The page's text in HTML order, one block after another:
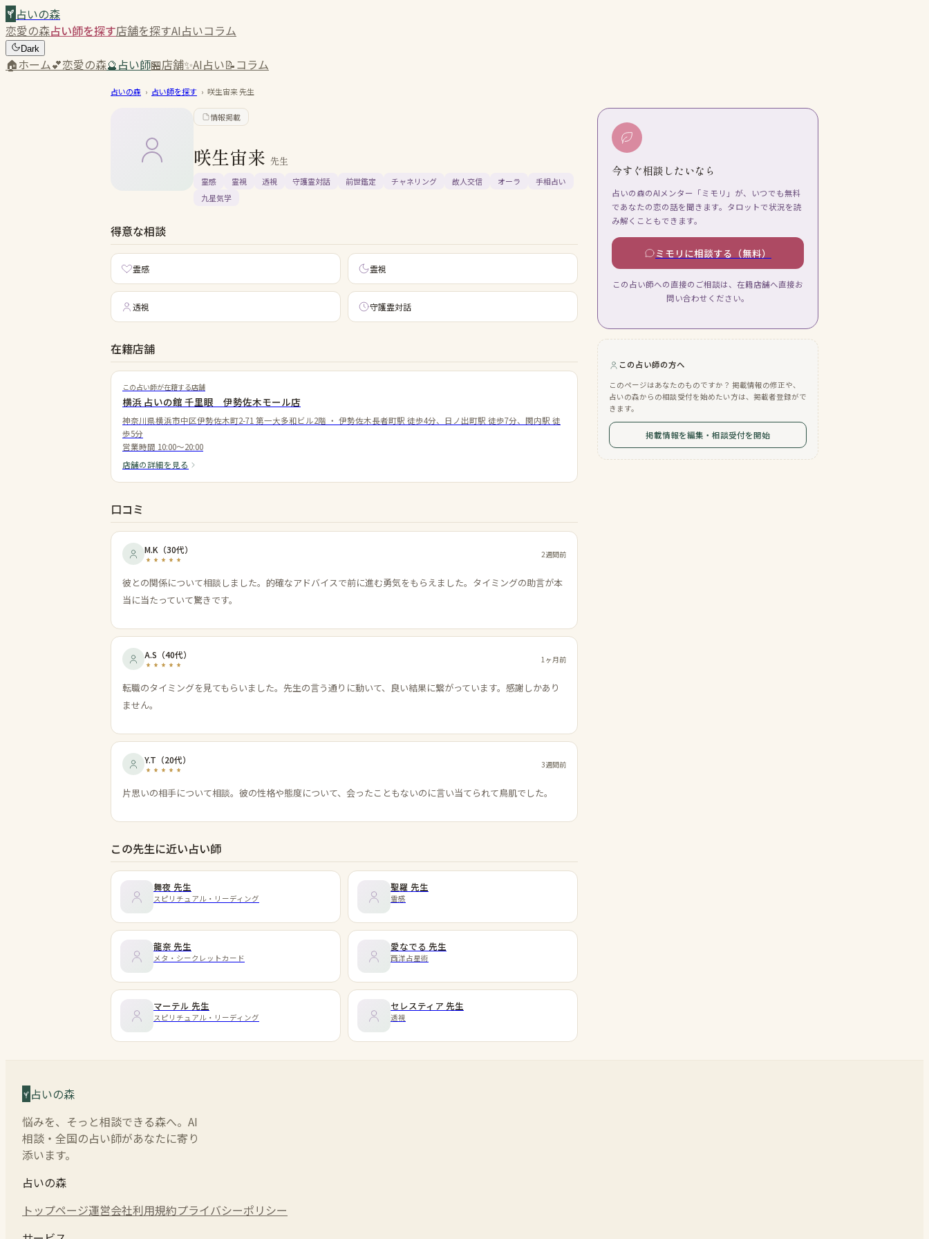
占いの森
恋愛の森占い師を探す店舗を探すAI占いコラム
Dark
🏠ホーム💕恋愛の森🔮占い師🏪店舗✨AI占い📝コラム
占いの森 › 占い師を探す › 咲生宙来先生
情報掲載
咲生宙来 先生
霊感 霊視 透視 守護霊対話 前世鑑定 チャネリング 故人交信 オーラ
手相占い
九星気学
得意な相談
霊感 霊視
透視 守護霊対話
在籍店舗
この占い師が在籍する店舗
横浜 占いの館 千里眼 伊勢佐木モール店
神奈川県横浜市中区伊勢佐木町2-71 第一大多和ビル2階 ・ 伊勢佐木長者町駅 徒歩4分、日ノ出町駅 徒歩7分、関内駅 徒
歩5分
営業時間 10:00〜20:00
店舗の詳細を見る
口コミ
M.K （30代） 2週間前
彼との関係について相談しました。的確なアドバイスで前に進む勇気をもらえました。タイミングの助言が本
当に当たっていて驚きです。
A.S （40代） 1ヶ月前
転職のタイミングを見てもらいました。先生の言う通りに動いて、良い結果に繋がっています。感謝しかあり
ません。
Y.T （20代） 3週間前
片思いの相手について相談。彼の性格や態度について、会ったこともないのに言い当てられて鳥肌でした。
この先生に近い占い師
舞夜 先生
スピリチュアル・リーディング
聖羅 先生
霊感
龍奈 先生
メタ・シークレットカード
愛なでる 先生
西洋占星術
マーテル 先生
スピリチュアル・リーディング
セレスティア 先生
透視
今すぐ相談したいなら
占いの森のAIメンター「ミモリ」が、いつでも無料
であなたの恋の話を聞きます。タロットで状況を読
み解くこともできます。
ミモリに相談する（無料）
この占い師への直接のご相談は、在籍店舗へ直接お
問い合わせください。
この占い師の方へ
このページはあなたのものですか？ 掲載情報の修正や、
占いの森からの相談受付を始めたい方は、掲載者登録がで
きます。
掲載情報を編集・相談受付を開始
占いの森
悩みを、そっと相談できる森へ。AI
相談・全国の占い師があなたに寄り
添います。
占いの森
トップページ運営会社利用規約プライバシーポリシー